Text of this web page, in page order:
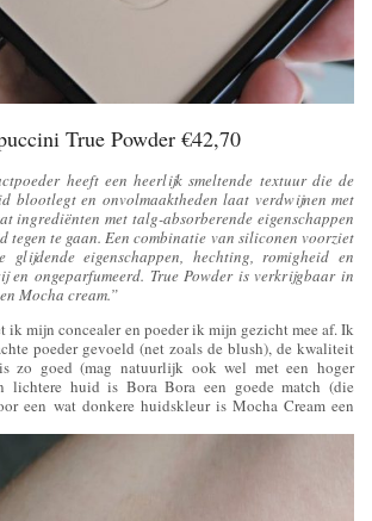
True Powder €42,70
heeft een heerlijk smeltende textuur die de
blootlegt en onvolmaaktheden laat verdwijnen met
ingrediënten met talg-absorberende eigenschappen
tegen te gaan. Een combinatie van siliconen voorziet
eigenschappen, hechting, romigheid en
en ongeparfumeerd. True Powder is verkrijgbaar in
Mocha cream.”
ik mijn concealer en poeder ik mijn gezicht mee af. Ik
poeder gevoeld (net zoals de blush), de kwaliteit
zo goed (mag natuurlijk ook wel met een hoger
lichtere huid is Bora Bora een goede match (die
een wat donkere huidskleur is Mocha Cream een